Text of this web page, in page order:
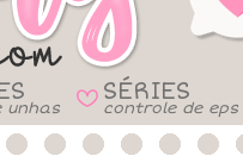
unhas B SÉRIES
controle de eps